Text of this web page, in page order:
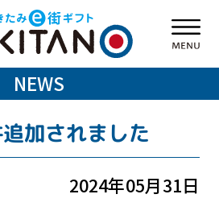
NEWS
加されました
2024年05月31日